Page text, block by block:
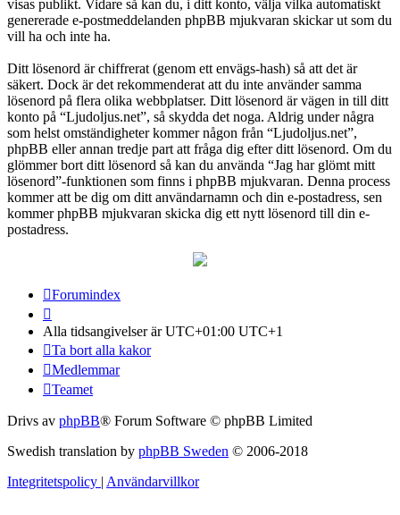
visas publikt. Vidare så kan du, i ditt konto, välja vilka automatiskt
genererade e-postmeddelanden phpBB mjukvaran skickar ut som du
vill ha och inte ha.
Ditt lösenord är chiffrerat (genom ett envägs-hash) så att det är
säkert. Dock är det rekommenderat att du inte använder samma
lösenord på flera olika webbplatser. Ditt lösenord är vägen in till ditt
konto på “Ljudoljus.net”, så skydda det noga. Aldrig under några
som helst omständigheter kommer någon från “Ljudoljus.net”,
phpBB eller annan tredje part att fråga dig efter ditt lösenord. Om du
glömmer bort ditt lösenord så kan du använda “Jag har glömt mitt
lösenord”-funktionen som finns i phpBB mjukvaran. Denna process
kommer att be dig om ditt användarnamn och din e-postadress, sen
kommer phpBB mjukvaran skicka dig ett nytt lösenord till din e-
postadress.
Forumindex
Alla tidsangivelser är UTC+01:00 UTC+1
Ta bort alla kakor
Medlemmar
Teamet
Drivs av phpBB® Forum Software © phpBB Limited
Swedish translation by phpBB Sweden © 2006-2018
Integritetspolicy | Användarvillkor